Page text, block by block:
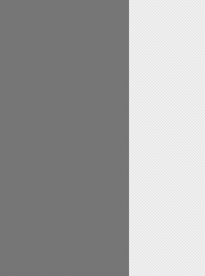
LINGERIE BEAUTY